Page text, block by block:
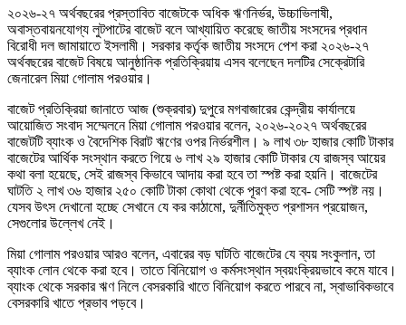
২০২৬-২৭ অর্থবছরের প্রস্তাবিত বাজেটকে অধিক ঋণনির্ভর, উচ্চাভিলাষী,
অবাস্তবায়নযোগ্য লুটপাটের বাজেট বলে আখ্যায়িত করেছে জাতীয় সংসদের প্রধান
বিরোধী দল জামায়াতে ইসলামী। সরকার কর্তৃক জাতীয় সংসদে পেশ করা ২০২৬-২৭
অর্থবছরের বাজেট বিষয়ে আনুষ্ঠানিক প্রতিক্রিয়ায় এসব বলেছেন দলটির সেক্রেটারি
জেনারেল মিয়া গোলাম পরওয়ার।
বাজেট প্রতিক্রিয়া জানাতে আজ (শুক্রবার) দুপুরে মগবাজারের কেন্দ্রীয় কার্যালয়ে
আয়োজিত সংবাদ সম্মেলনে মিয়া গোলাম পরওয়ার বলেন, ২০২৬-২০২৭ অর্থবছরের
বাজেটটি ব্যাংক ও বৈদেশিক বিরাট ঋণের ওপর নির্ভরশীল। ৯ লাখ ৩৮ হাজার কোটি টাকার
বাজেটের আর্থিক সংস্থান করতে গিয়ে ৬ লাখ ২৯ হাজার কোটি টাকার যে রাজস্ব আয়ের
কথা বলা হয়েছে, সেই রাজস্ব কিভাবে আদায় করা হবে তা স্পষ্ট করা হয়নি। বাজেটের
ঘাটতি ২ লাখ ৩৬ হাজার ২৫০ কোটি টাকা কোথা থেকে পূরণ করা হবে- সেটি স্পষ্ট নয়।
যেসব উৎস দেখানো হচ্ছে সেখানে যে কর কাঠামো, দুর্নীতিমুক্ত প্রশাসন প্রয়োজন,
সেগুলোর উল্লেখ নেই।
মিয়া গোলাম পরওয়ার আরও বলেন, এবারের বড় ঘাটতি বাজেটের যে ব্যয় সংকুলান, তা
ব্যাংক লোন থেকে করা হবে। তাতে বিনিয়োগ ও কর্মসংস্থান স্বয়ংক্রিয়ভাবে কমে যাবে।
ব্যাংক থেকে সরকার ঋণ নিলে বেসরকারি খাতে বিনিয়োগ করতে পারবে না, স্বাভাবিকভাবে
বেসরকারি খাতে প্রভাব পড়বে।